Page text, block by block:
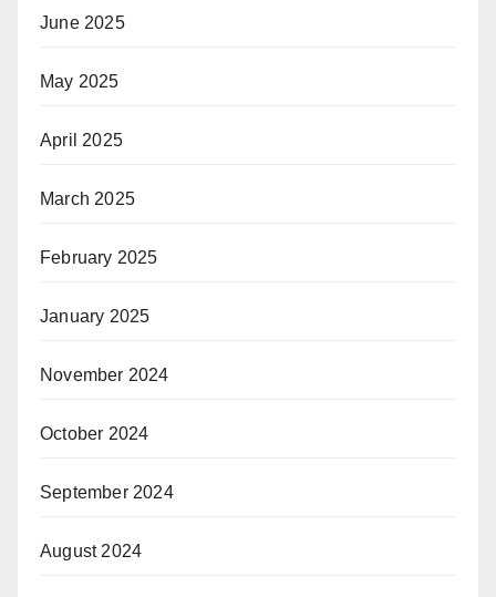
June 2025
May 2025
April 2025
March 2025
February 2025
January 2025
November 2024
October 2024
September 2024
August 2024